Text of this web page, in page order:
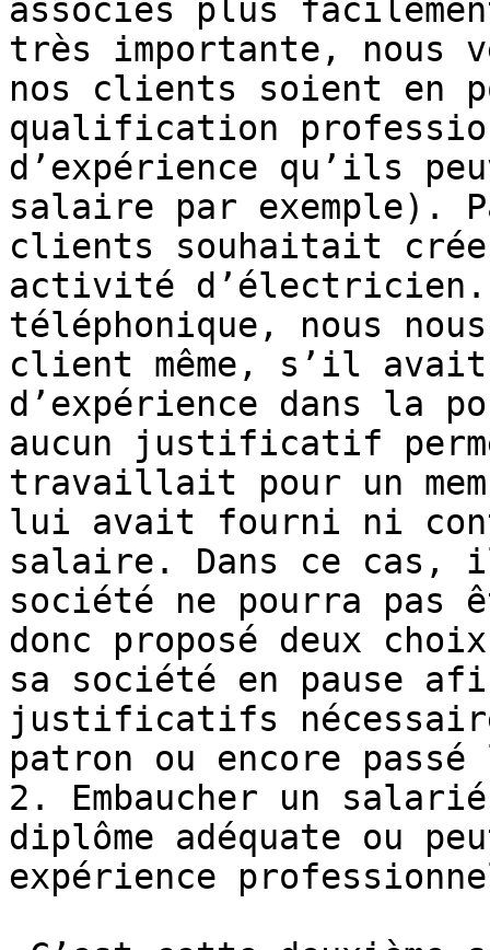
associés plus
très importante, nous
nos clients soient en
qualification
d’expérience qu’ils
salaire par exemple).
clients souhaitait
activité d’électricien.
téléphonique, nous
client même, s’il avait
d’expérience dans la
aucun justificatif
travaillait pour un
lui avait fourni ni
salaire. Dans ce
société ne pourra pas
donc proposé deux
sa société en pause
justificatifs
patron ou encore
2. Embaucher un
diplôme adéquate ou
expérience